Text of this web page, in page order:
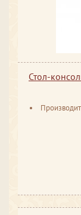
Стол-